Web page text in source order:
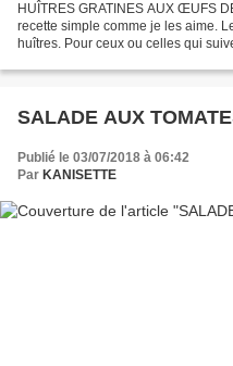
HUÎTRES GRATINES AUX ŒUFS
recette simple comme je les aime.
huîtres. Pour ceux ou celles qui
Publié le 03/07/2018 à 06:42
Par KANISETTE